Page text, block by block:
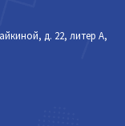
д. 22, литер А,